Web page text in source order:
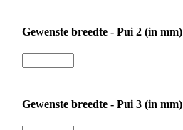
Gewenste breedte - Pui 2 (in mm)
Gewenste breedte - Pui 3 (in mm)